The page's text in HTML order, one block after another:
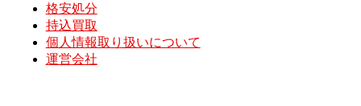
格安処分
持込買取
個人情報取り扱いについて
運営会社